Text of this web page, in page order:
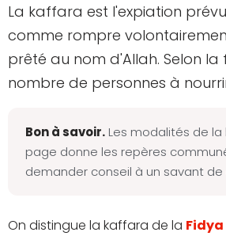
La kaffara est l'expiation
comme rompre
prêté au nom d'Allah. Selon
nombre de personnes à
Bon à savoir. Les modalités de
page donne les repères
demander conseil à un savant de
On distingue la kaffara de la Fidya